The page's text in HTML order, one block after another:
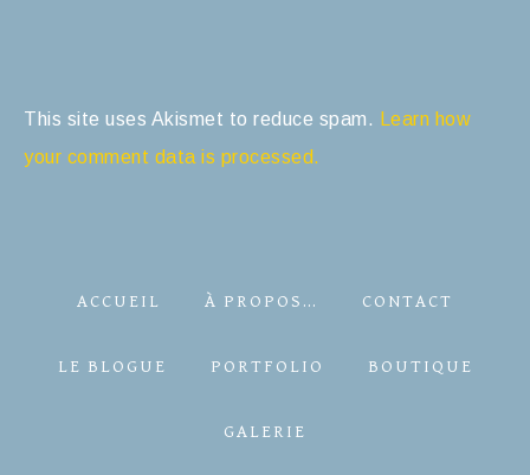
This site uses Akismet to reduce spam.
Learn how
your comment data is processed.
ACCUEIL À PROPOS… CONTACT
LE BLOGUE PORTFOLIO BOUTIQUE
GALERIE